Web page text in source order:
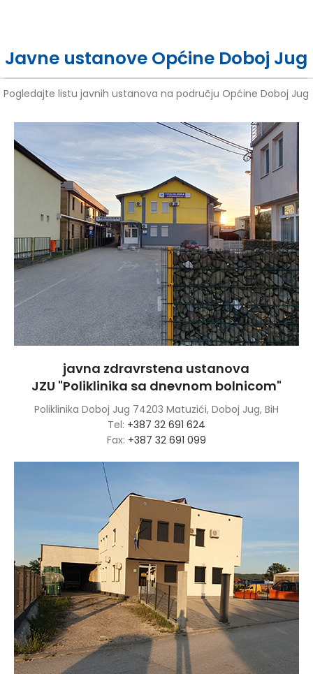
Javne ustanove Općine Doboj Jug
Pogledajte listu javnih ustanova na području Općine Doboj Jug
javna zdravrstena ustanova
JZU "Poliklinika sa dnevnom bolnicom"
Poliklinika Doboj Jug 74203 Matuzići, Doboj Jug, BiH
Tel: +387 32 691 624
Fax: +387 32 691 099